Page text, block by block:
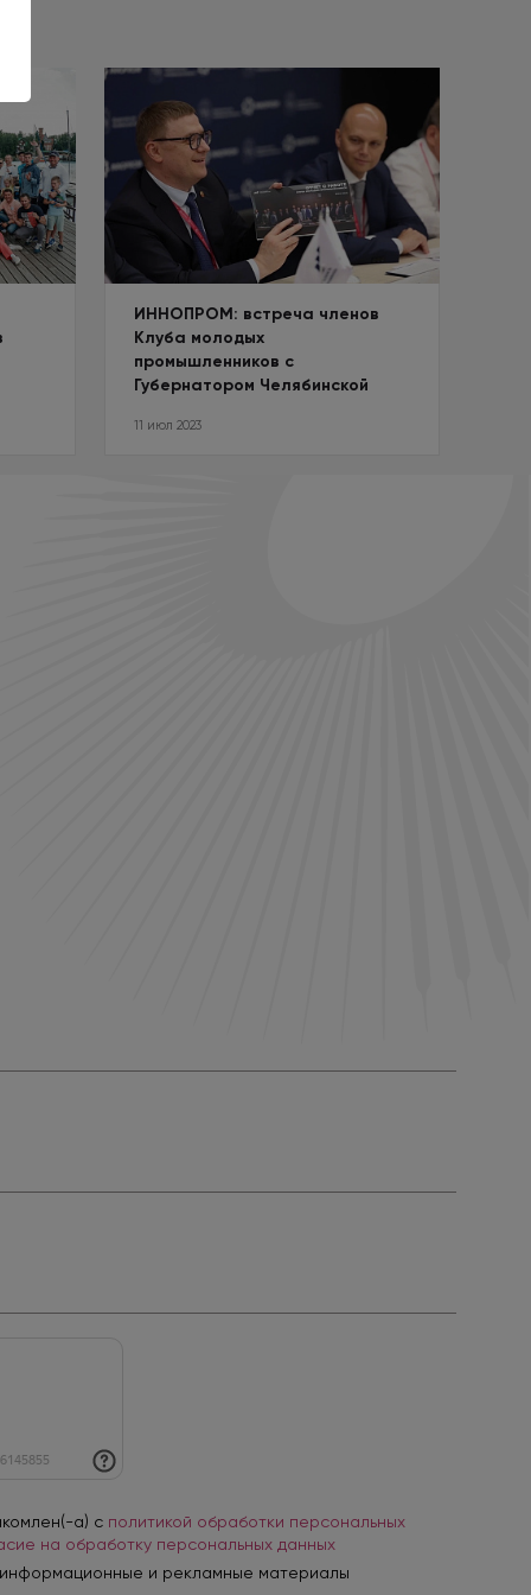
ИННОПРОМ: встреча членов
Клуба молодых
промышленников с
Губернатором Челябинской
11 июл 2023
а) с политикой обработки персональных
на обработку персональных данных
информационные и рекламные материалы